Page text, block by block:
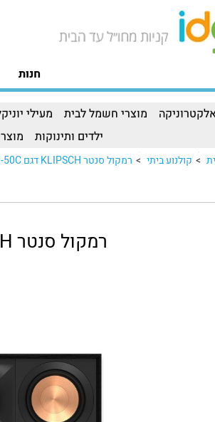
חנות
מוצרי חשמל לבית מעילי
ילדים ותינוקות
> קולנוע ביתי > רמקול סנטר KLIPSCH דגם R-50C
רמקול סנטר KLIPSCH דגם R-50C